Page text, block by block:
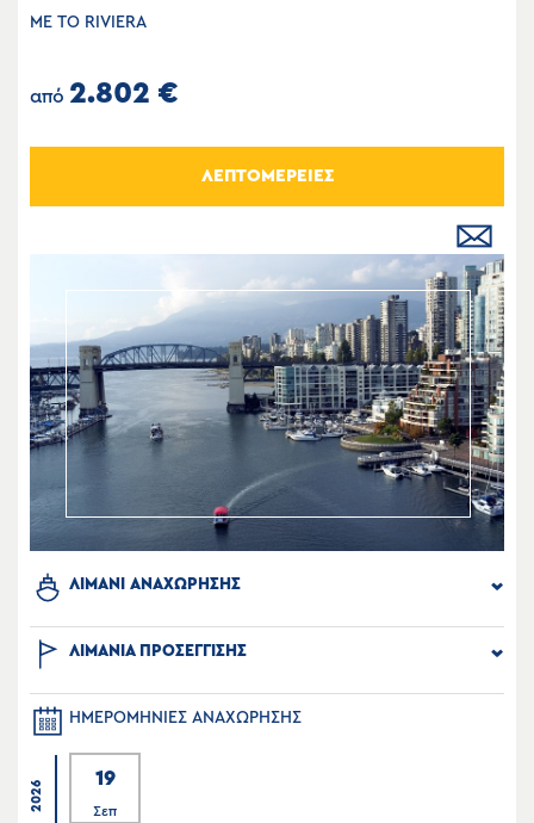
ΜΕ ΤΟ RIVIERA
από 2.802 €
ΛΕΠΤΟΜΕΡΕΙΕΣ
ΛΙΜΑΝΙ ΑΝΑΧΩΡΗΣΗΣ
ΛΙΜΑΝΙΑ ΠΡΟΣΕΓΓΙΣΗΣ
ΗΜΕΡΟΜΗΝΙΕΣ ΑΝΑΧΩΡΗΣΗΣ
2026
19
Σεπ